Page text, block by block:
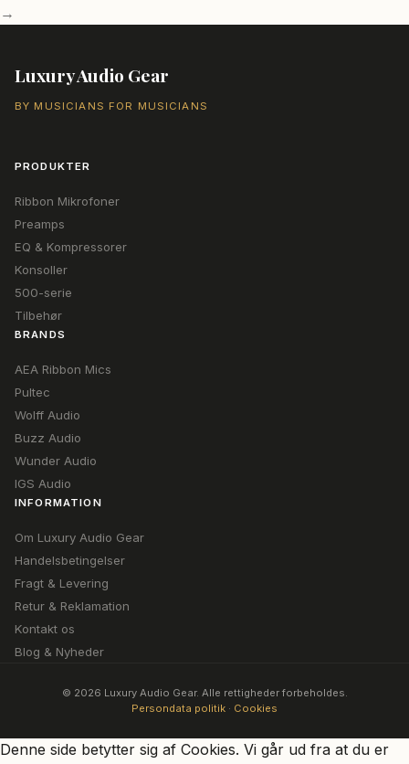
→
Luxury Audio Gear
BY MUSICIANS FOR MUSICIANS
PRODUKTER
Ribbon Mikrofoner
Preamps
EQ & Kompressorer
Konsoller
500-serie
Tilbehør
BRANDS
AEA Ribbon Mics
Pultec
Wolff Audio
Buzz Audio
Wunder Audio
IGS Audio
INFORMATION
Om Luxury Audio Gear
Handelsbetingelser
Fragt & Levering
Retur & Reklamation
Kontakt os
Blog & Nyheder
© 2026 Luxury Audio Gear. Alle rettigheder forbeholdes.
Persondata politik · Cookies
Denne side betytter sig af Cookies. Vi går ud fra at du er